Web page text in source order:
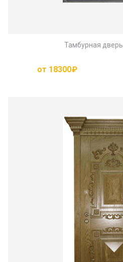
Тамбурная дверь
от 18300₽